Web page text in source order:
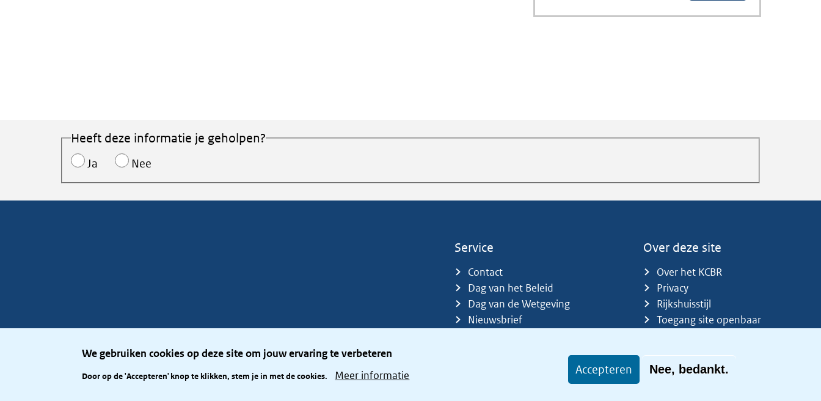
We gebruiken cookies op deze site om jouw ervaring te verbeteren
Door op de 'Accepteren' knop te klikken, stem je in met de cookies. Meer informatie Accepteren Nee, bedankt.
Heeft deze informatie je geholpen?
Ja Nee
Service
Contact
Dag van het Beleid
Dag van de Wetgeving
Nieuwsbrief
Over deze site
Over het KCBR
Privacy
Rijkshuisstijl
Toegang site openbaar